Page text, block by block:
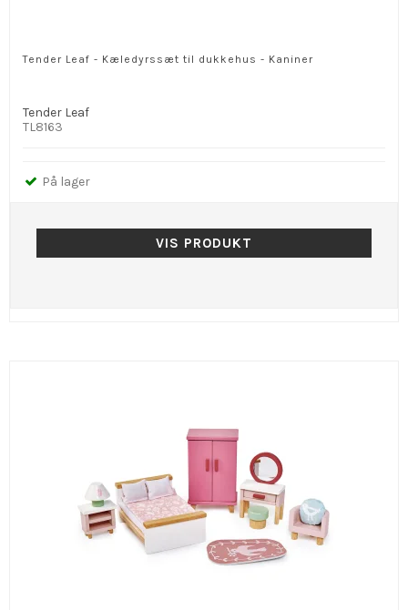
Tender Leaf - Kæledyrssæt til dukkehus - Kaniner
Tender Leaf
TL8163
På lager
VIS PRODUKT